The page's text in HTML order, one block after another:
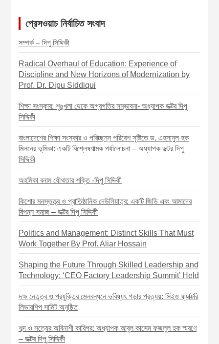
প্রেসওয়াচ নির্বাচিত সংবাদ
সম্পর্ক – দিপু সিদ্দিকী
Radical Overhaul of Education: Experience of
Discipline and New Horizons of Modernization by
Prof. Dr. Dipu Siddiqui
শিক্ষা সংস্কার: শৃঙ্খলা থেকে অগ্রগতির সম্ভাবনা- অধ্যাপক ডক্টর দিপু
সিদ্দিকী
বাংলাদেশের শিক্ষা সংস্কার ও পরিচ্ছন্ন পরিবেশ সৃষ্টিতে ড. এহসানুল হক
মিলনের ভূমিকা: একটি বিশ্লেষণাত্মক পর্যালোচনা – অধ্যাপক ডক্টর দিপু
সিদ্দিকী
অহমিকা বনাম যৌথতার শক্তি -দিপু সিদ্দিকী
কিশোর মনস্তত্ত্ব ও প্রাতিষ্ঠানিক দেউলিয়াত্ব: একটি জিডি এবং আমাদের
বিপন্ন সমাজ – ডক্টর দিপু সিদ্দিকী
Politics and Management: Distinct Skills That Must
Work Together By Prof. Aliar Hossain
Shaping the Future Through Skilled Leadership and
Technology: ‘CEO Factory Leadership Summit’ Held
দক্ষ নেতৃত্ব ও প্রযুক্তির মেলবন্ধনে ভবিষ্যৎ গড়ার প্রত্যয়: সিইও ফ্যাক্টরি
লিডারশিপ সামিট অনুষ্ঠিত
শব্দ ও সত্যের অবিনাশী কারিগর: অধ্যাপক আবুল কাসেম ফজলুল হক স্মরণে
– ডক্টর দিপু সিদ্দিকী